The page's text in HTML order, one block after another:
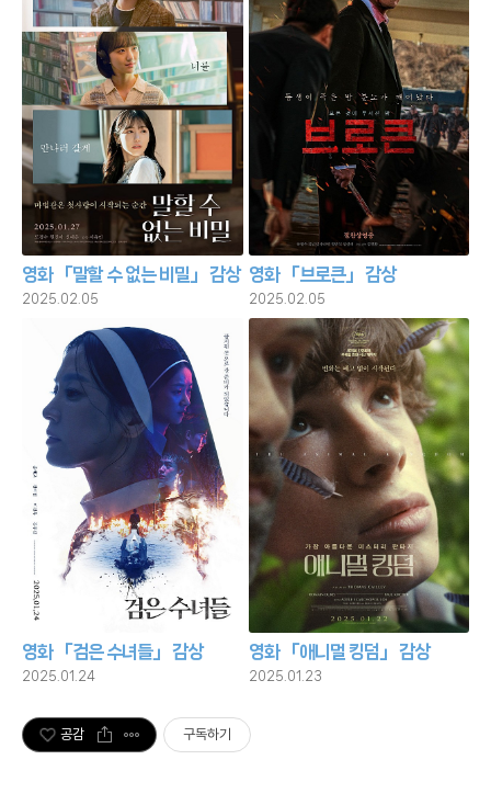
공감 구독하기
영화 「말할 수 없는 비밀」 감상
2025.02.05
영화 「브로큰」 감상
2025.02.05
영화 「검은 수녀들」 감상
2025.01.24
영화 「애니멀 킹덤」 감상
2025.01.23